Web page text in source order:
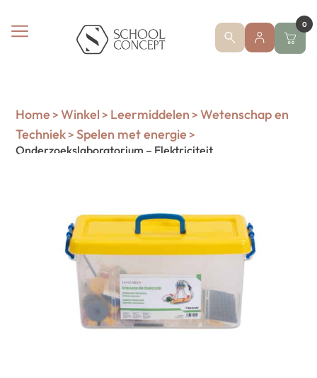
0
Home > Winkel > Leermiddelen > Wetenschap en
Techniek> Spelen met energie >
Onderzoekslaboratorium – Elektriciteit